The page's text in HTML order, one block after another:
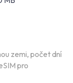
zemi, počet dní
pro